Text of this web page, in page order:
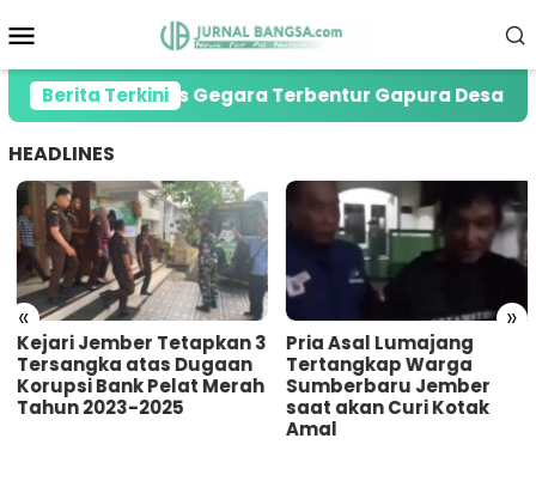
ke
Mobile
Berita Terkini
Tewas Gegara Terbentur Gapura Desa
HEADLINES
« »
Kejari Jember Tetapkan 3
Tersangka atas Dugaan
Korupsi Bank Pelat Merah
Tahun 2023-2025
Pria Asal Lumajang
Tertangkap Warga
Sumberbaru Jember
saat akan Curi Kotak
Amal